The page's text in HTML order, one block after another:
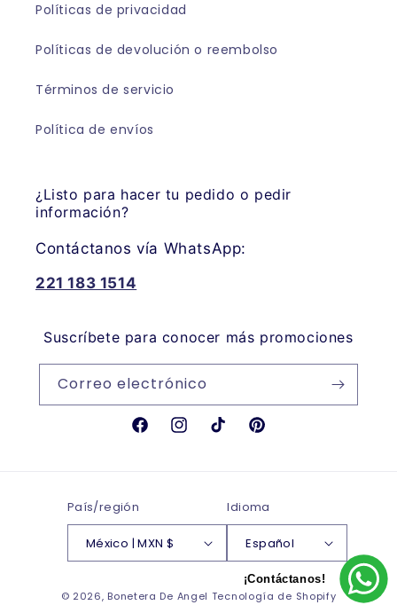
Políticas de privacidad
Políticas de devolución o reembolso
Términos de servicio
Política de envíos
¿Listo para hacer tu pedido o pedir
información?
Contáctanos vía WhatsApp:
221 183 1514
Suscríbete para conocer más promociones
Correo electrónico
FacebookInstagramTikTokPinterest
País/región
México | MXN $
Idioma
Español
Formas
© 2026, Bonetera De Angel Tecnología de Shopify
¡Contáctanos!